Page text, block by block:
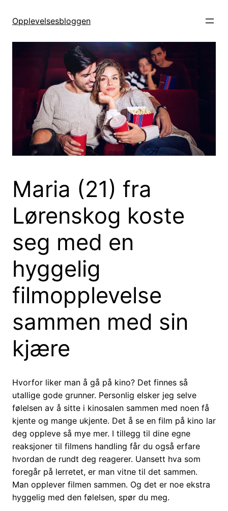
Opplevelsesbloggen
Maria (21) fra
Lørenskog koste
seg med en
hyggelig
filmopplevelse
sammen med sin
kjære
Hvorfor liker man å gå på kino? Det finnes så
utallige gode grunner. Personlig elsker jeg selve
følelsen av å sitte i kinosalen sammen med noen få
kjente og mange ukjente. Det å se en film på kino lar
deg oppleve så mye mer. I tillegg til dine egne
reaksjoner til filmens handling får du også erfare
hvordan de rundt deg reagerer. Uansett hva som
foregår på lerretet, er man vitne til det sammen.
Man opplever filmen sammen. Og det er noe ekstra
hyggelig med den følelsen, spør du meg.